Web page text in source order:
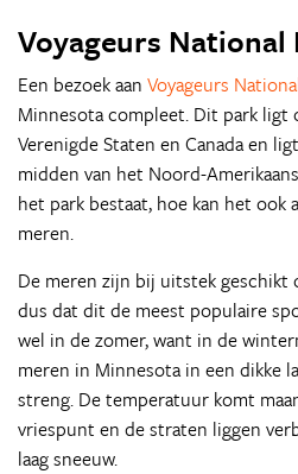
Voyageurs National
Een bezoek aan Voyageurs
Minnesota compleet. Dit park ligt
Verenigde Staten en Canada en
midden van het Noord-
het park bestaat, hoe kan het ook
meren.
De meren zijn bij uitstek geschikt
dus dat dit de meest populaire
wel in de zomer, want in de
meren in Minnesota in een dikke
streng. De temperatuur komt
vriespunt en de straten liggen
laag sneeuw.